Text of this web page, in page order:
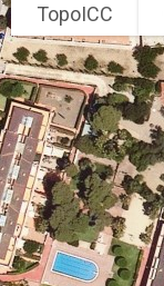
TopoICC